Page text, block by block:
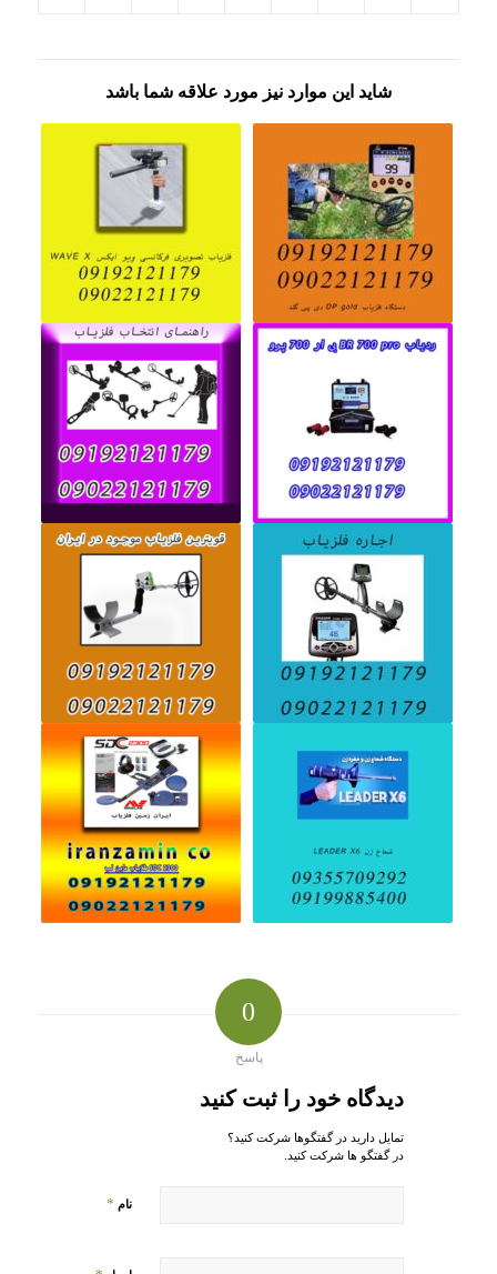
شاید این موارد نیز مورد علاقه شما باشد
0
پاسخ
دیدگاه خود را ثبت کنید
تمایل دارید در گفتگوها شرکت کنید؟
در گفتگو ها شرکت کنید.
نام *